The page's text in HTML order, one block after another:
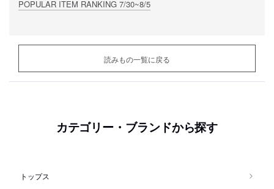
POPULAR ITEM RANKING 7/30~8/5
読みもの一覧に戻る
カテゴリー・ブランドから探す
トップス